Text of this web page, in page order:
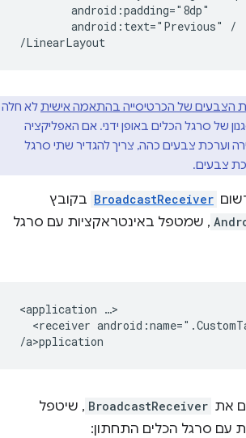
android:text="Previous"
/
הצבעים של הכרטיסייה בהתאמה אישיתלא חלה
של סרגל הכלים באופן ידני. אם האפליקציה
וערכת צבעים כהה, צריך להגדיר שתי סרגל
צבעים.
BroadcastReceiver בקובץ
, שמטפל באינטראקציות עם סרגל
<application
<receiver
/a>p
את BroadcastReceiver , שיטפל
עם סרגל הכלים התחתון: